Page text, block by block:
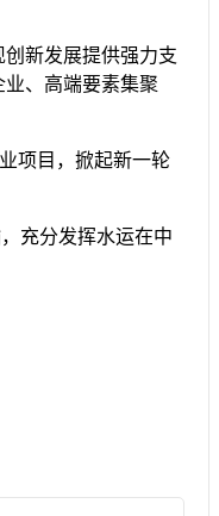
新发展提供强力支
、高端要素集聚
项目，掀起新一轮
充分发挥水运在中